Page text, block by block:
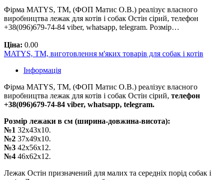
Фірма MATYS, ТМ, (ФОП Матис О.В.) реалізує власного
виробництва лежак для котів і собак Остін сірий, телефон
+38(096)679-74-84 viber, whatsapp, telegram. Розмір…
Ціна: 0.00
MATYS, ТМ, виготовлення м'яких товарів для собак і котів
Інформація
Фірма MATYS, ТМ, (ФОП Матис О.В.) реалізує власного
виробництва лежак для котів і собак Остін сірий, телефон
+38(096)679-74-84 viber, whatsapp, telegram.
Розмір лежаки в см (ширина-довжина-висота):
№1 32х43х10.
№2 37х49х10.
№3 42х56х12.
№4 46х62х12.
Лежак Остін призначений для малих та середніх порід собак і